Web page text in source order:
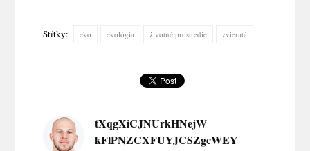
Štítky: eko ekológia životné prostredie zvieratá
tXqgXiCJNUrkHNejW
kFlPNZCXFUYJCSZgcWEY